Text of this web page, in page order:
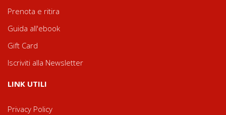
Prenota e ritira
Guida all'ebook
Gift Card
Iscriviti alla Newsletter
LINK UTILI
Privacy Policy